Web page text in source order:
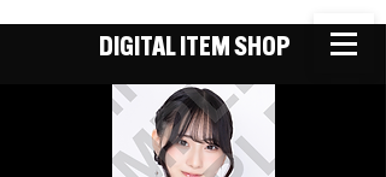
DIGITAL ITEM SHOP